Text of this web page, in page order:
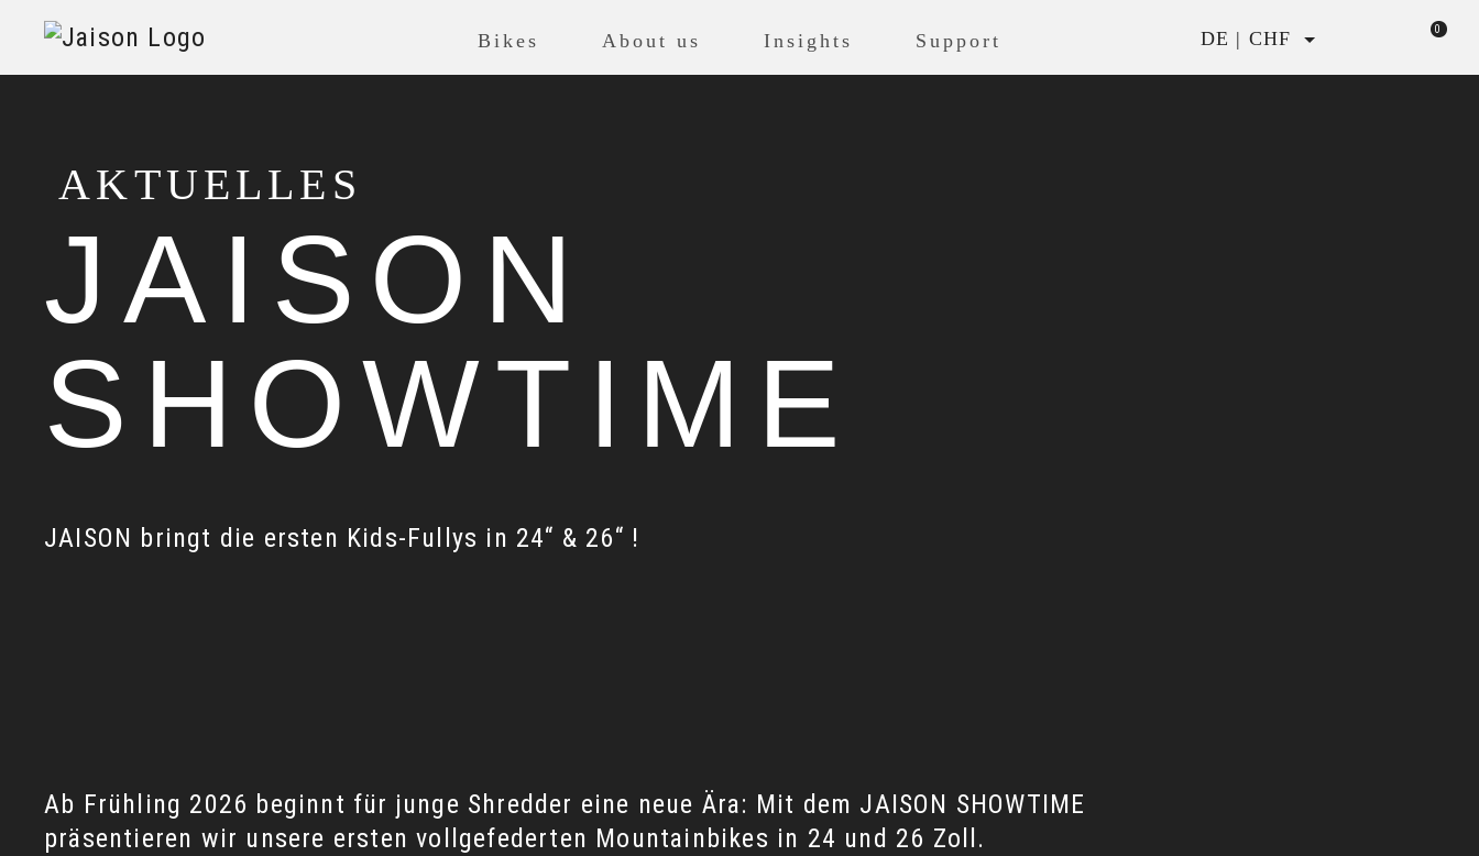
Bikes About us Insights Support DE | CHF 0
AKTUELLES
JAISON
SHOWTIME
JAISON bringt die ersten Kids-Fullys in 24“ & 26“ !
Ab Frühling 2026 beginnt für junge Shredder eine neue Ära: Mit dem JAISON SHOWTIME
präsentieren wir unsere ersten vollgefederten Mountainbikes in 24 und 26 Zoll.